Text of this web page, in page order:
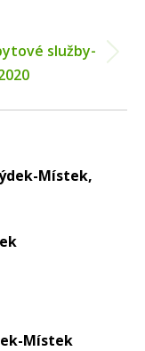
služby-
Místek,
Místek